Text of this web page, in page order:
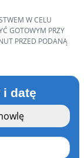
W CELU
GOTOWYM PRZY
PRZED PODANĄ
datę